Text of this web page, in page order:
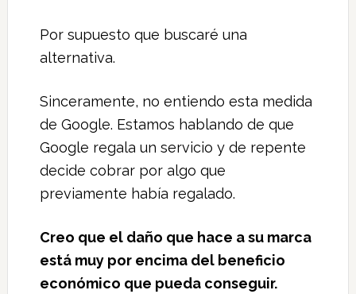
Por supuesto que buscaré una
alternativa.
Sinceramente, no entiendo esta medida
de Google. Estamos hablando de que
Google regala un servicio y de repente
decide cobrar por algo que
previamente había regalado.
Creo que el daño que hace a su marca
está muy por encima del beneficio
económico que pueda conseguir.